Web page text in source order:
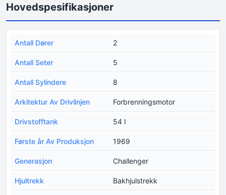
Hovedspesifikasjoner
Antall Dører 2
Antall Seter 5
Antall Sylindere 8
Arkitektur Av Drivlinjen Forbrenningsmotor
Drivstofftank 54 l
Første år Av Produksjon 1969
Generasjon Challenger
Hjultrekk Bakhjulstrekk